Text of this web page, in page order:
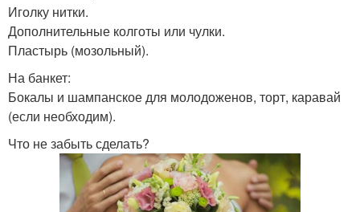
Иголку нитки.
Дополнительные колготы или чулки.
Пластырь (мозольный).
На банкет:
Бокалы и шампанское для молодоженов, торт, каравай
(если необходим).
Что не забыть сделать?